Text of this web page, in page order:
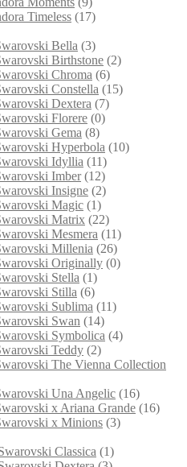
Timeless (17)
Bella (3)
Birthstone (2)
Chroma (6)
Constella (15)
Dextera (7)
Florere (0)
Gema (8)
Hyperbola (10)
Idyllia (11)
Imber (12)
Insigne (2)
Magic (1)
Matrix (22)
Mesmera (11)
Millenia (26)
Originally (0)
Stella (1)
Stilla (6)
Sublima (11)
Swan (14)
Symbolica (4)
Teddy (2)
The Vienna Collection
Una Angelic (16)
x Ariana Grande (16)
x Minions (3)
Classica (1)